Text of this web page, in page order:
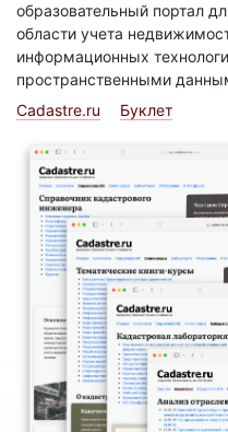
образовательный портал
области учета
информационных
пространственными
Cadastre.ru
Буклет